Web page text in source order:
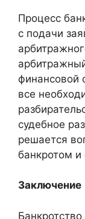
Процесс
с подачи
финансовой
все
судебное
решается
банкротом и
Заключение